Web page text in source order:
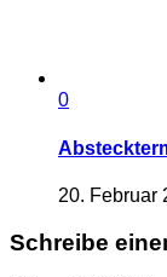
0
20. Februar
Schreibe